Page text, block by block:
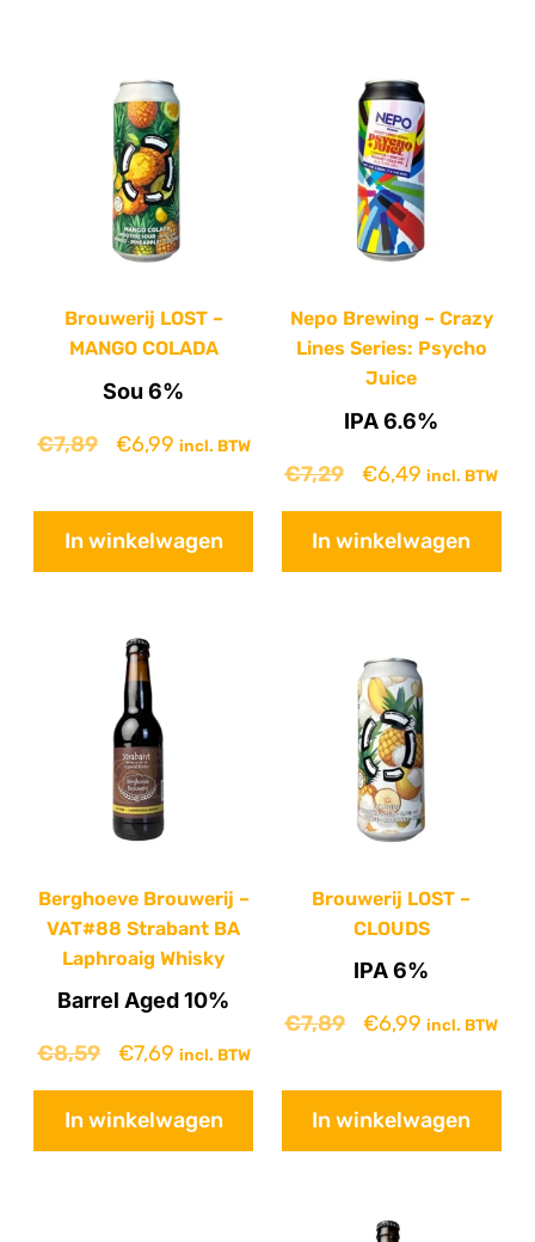
Brouwerij LOST –
MANGO COLADA
Sou 6%
€7,89 €6,99 incl. BTW
In winkelwagen
Nepo Brewing – Crazy
Lines Series: Psycho
Juice
IPA 6.6%
€7,29 €6,49 incl. BTW
In winkelwagen
Berghoeve Brouwerij –
VAT#88 Strabant BA
Laphroaig Whisky
Barrel Aged 10%
€8,59 €7,69 incl. BTW
In winkelwagen
Brouwerij LOST –
CLOUDS
IPA 6%
€7,89 €6,99 incl. BTW
In winkelwagen